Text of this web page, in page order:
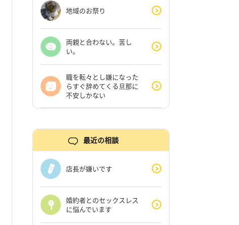
地域のお祭り
両親と合わない。苦し
い。
職を転々とし嫌になった
らすぐ辞めてくる旦那に
不安しかない
最近の相談
店長が嫌いです
婚約者とのセックスレス
に悩んでいます